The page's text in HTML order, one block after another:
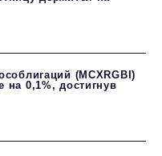
(MCXRGBI)
на 0,1%, достигнув